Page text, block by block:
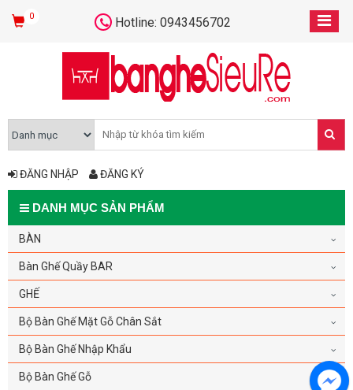
0 Hotline: 0943456702
ĐĂNG NHẬP ĐĂNG KÝ
DANH MỤC SẢN PHẨM
BÀN
Bàn Ghế Quầy BAR
GHẾ
Bộ Bàn Ghế Mặt Gỗ Chân Sắt
Bộ Bàn Ghế Nhập Khẩu
Bộ Bàn Ghế Gỗ